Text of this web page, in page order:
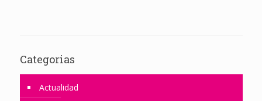
Categorias
Actualidad